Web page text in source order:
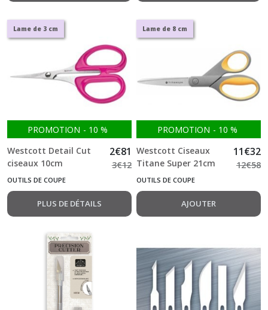
Lame de 3 cm
PROMOTION - 10 %
Westcott Detail Cut
ciseaux 10cm
2€81
3€12
OUTILS DE COUPE
PLUS DE DÉTAILS
Lame de 8 cm
PROMOTION - 10 %
Westcott Ciseaux
Titane Super 21cm
11€32
12€58
OUTILS DE COUPE
AJOUTER